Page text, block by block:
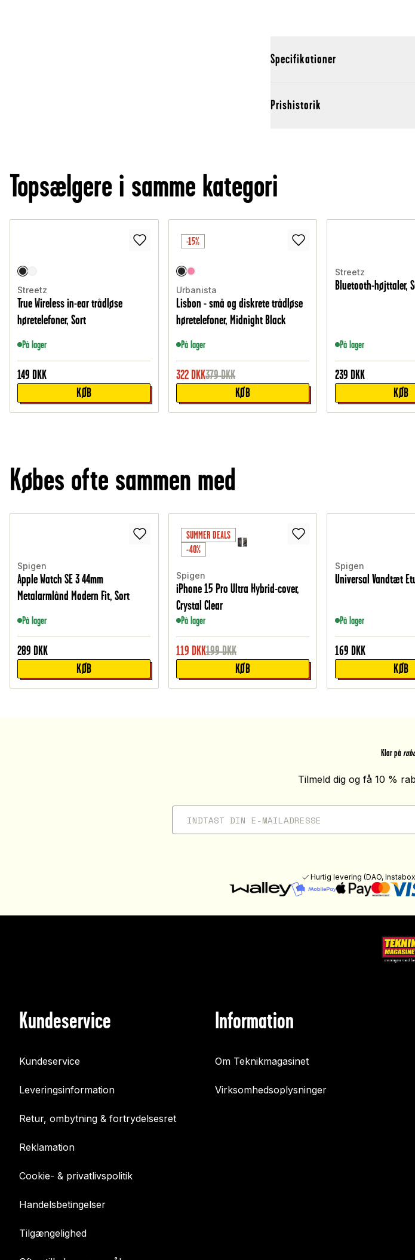
Specifikationer
Prishistorik
Topsælgere i samme kategori
Streetz
True Wireless in-ear trådløse
høretelefoner, Sort
På lager
149 DKK
KØB
-15%
Urbanista
Lisbon - små og diskrete trådløse
høretelefoner, Midnight Black
På lager
322 DKK379DKK
KØB
Streetz
Bluetooth-højttaler,
På lager
239 DKK
KØB
Købes ofte sammen med
Spigen
Apple Watch SE 3 44mm
Metalarmlånd Modern Fit, Sort
På lager
289 DKK
KØB
SUMMER DEALS
-40%
Spigen
iPhone 15 Pro Ultra Hybrid-cover,
Crystal Clear
På lager
119 DKK199DKK
KØB
Spigen
Universal Vandtæt
På lager
169 DKK
KØB
Klar på
Tilmeld dig og få 10 %
Hurtig levering (DAO,
Kundeservice
Kundeservice
Leveringsinformation
Retur, ombytning & fortrydelsesret
Reklamation
Cookie- & privatlivspolitik
Handelsbetingelser
Tilgængelighed
Information
Om Teknikmagasinet
Virksomhedsoplysninger